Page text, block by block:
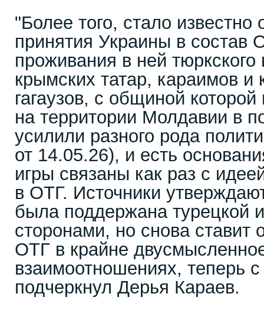
"Более того, стало известно
принятия Украины в состав
проживания в ней
крымских татар, караимов и
гагаузов, с общиной
на территории Молдавии в
усилили разного рода
от 14.05.26), и есть
игры связаны как раз с
в ОТГ. Источники
была поддержана турецкой
сторонами, но снова ставит
ОТГ в крайне
взаимоотношениях, теперь
подчеркнул Дерья Караев.